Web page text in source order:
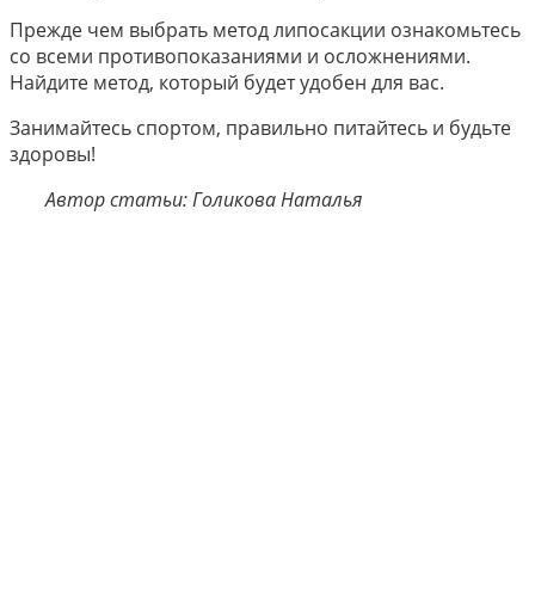
Прежде чем выбрать метод липосакции ознакомьтесь
со всеми противопоказаниями и осложнениями.
Найдите метод, который будет удобен для вас.
Занимайтесь спортом, правильно питайтесь и будьте
здоровы!
Автор статьи: Голикова Наталья